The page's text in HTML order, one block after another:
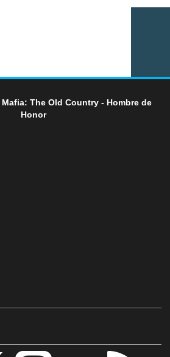
The Old Country - Hombre de
Honor